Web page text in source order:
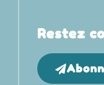
Restez